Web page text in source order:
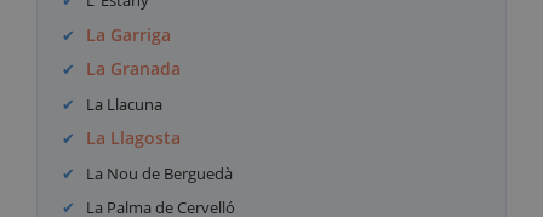
La Garriga
La Granada
La Llacuna
La Llagosta
La Nou de Berguedà
La Palma de Cervelló